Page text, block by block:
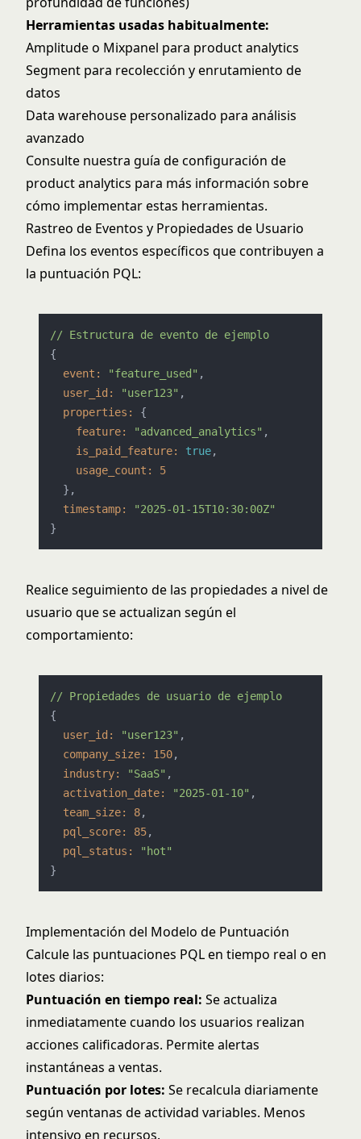
Herramientas usadas habitualmente:
Amplitude o Mixpanel para product analytics
Segment para recolección y enrutamiento de
datos
Data warehouse personalizado para análisis
avanzado
Consulte nuestra guía de configuración de
product analytics para más información sobre
cómo implementar estas herramientas.
Rastreo de Eventos y Propiedades de Usuario
Defina los eventos específicos que contribuyen a
la puntuación PQL:
// Estructura de evento de ejemplo
{
event:
"feature_used" ,
user_id:
"user123" ,
properties:
{
feature:
"advanced_analytics" ,
is_paid_feature:
true,
usage_count:
5
  },
timestamp:
"2025-01-15T10:30:00Z"
Realice seguimiento de las propiedades a nivel de
usuario que se actualizan según el
comportamiento:
// Propiedades de usuario de ejemplo
{
user_id:
"user123" ,
company_size:
150,
industry:
"SaaS" ,
activation_date:
"2025-01-10" ,
team_size:
8,
pql_score:
85,
pql_status:
"hot"
Implementación del Modelo de Puntuación
Calcule las puntuaciones PQL en tiempo real o en
lotes diarios:
Puntuación en tiempo real: Se actualiza
inmediatamente cuando los usuarios realizan
acciones calificadoras. Permite alertas
instantáneas a ventas.
Puntuación por lotes: Se recalcula diariamente
según ventanas de actividad variables. Menos
intensivo en recursos.